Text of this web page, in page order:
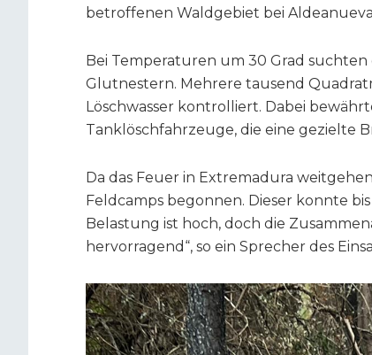
betroffenen Waldgebiet bei
Bei Temperaturen um 30 Grad
Glutnestern. Mehrere tausend
Löschwasser kontrolliert. Dabei
Tanklöschfahrzeuge, die eine gezielte
Da das Feuer in Extremadura
Feldcamps begonnen. Dieser konnte
Belastung ist hoch, doch die
hervorragend“, so ein Sprecher des